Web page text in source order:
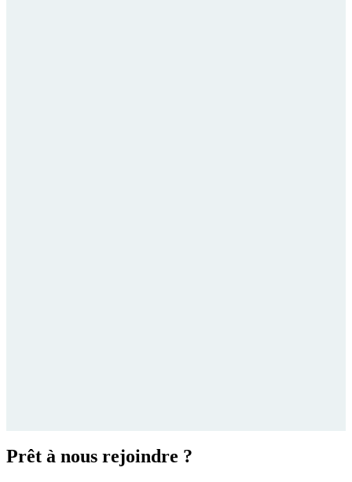
Prêt à nous rejoindre ?